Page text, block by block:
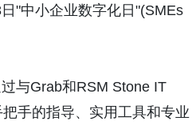
"中小企业数字化日"(SMEs
与Grab和RSM Stone IT
手的指导、实用工具和专业